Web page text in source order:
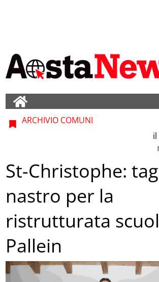
ARCHIVIO COMUNI
il
St-Christophe:
nastro per la
ristrutturata
Pallein